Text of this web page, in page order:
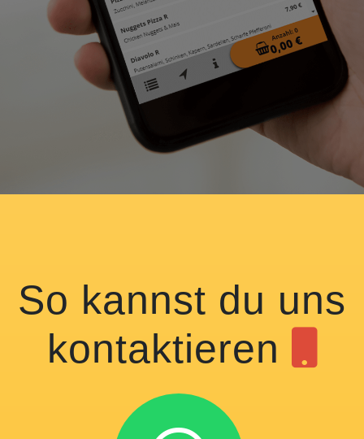
So kannst du uns
kontaktieren